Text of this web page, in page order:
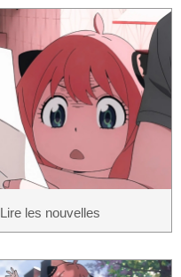
Lire les nouvelles